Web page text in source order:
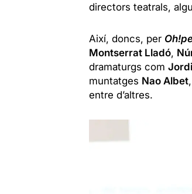
directors teatrals,
Així, doncs, per
Montserrat Lladó,
dramaturgs com
muntatges Nao Albet,
entre d’altres.